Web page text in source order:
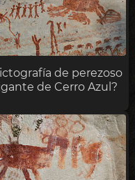
de perezoso
de Cerro Azul?